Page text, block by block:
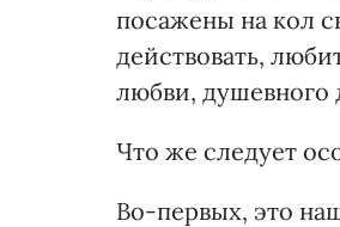
посажены на кол
действовать,
любви, душевного
Что же следует
Во-первых, это